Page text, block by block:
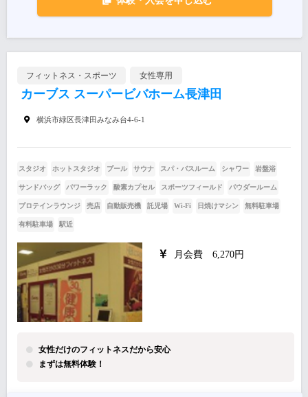
フィットネス・スポーツ 女性専用
カーブス スーパービバホーム長津田
横浜市緑区長津田みなみ台4-6-1
スタジオ ホットスタジオ プール サウナ スパ・バスルーム シャワー 岩盤浴
サンドバッグ パワーラック 酸素カプセル スポーツフィールド パウダールーム
プロテインラウンジ 売店 自動販売機 託児場 Wi-Fi 日焼けマシン 無料駐車場
有料駐車場 駅近
月会費 6,270円
女性だけのフィットネスだから安心
まずは無料体験！